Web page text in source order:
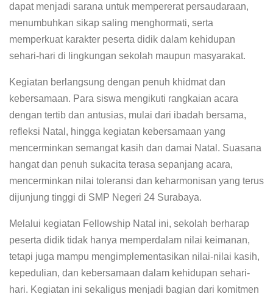
dapat menjadi sarana untuk mempererat persaudaraan,
menumbuhkan sikap saling menghormati, serta
memperkuat karakter peserta didik dalam kehidupan
sehari-hari di lingkungan sekolah maupun masyarakat.
Kegiatan berlangsung dengan penuh khidmat dan
kebersamaan. Para siswa mengikuti rangkaian acara
dengan tertib dan antusias, mulai dari ibadah bersama,
refleksi Natal, hingga kegiatan kebersamaan yang
mencerminkan semangat kasih dan damai Natal. Suasana
hangat dan penuh sukacita terasa sepanjang acara,
mencerminkan nilai toleransi dan keharmonisan yang terus
dijunjung tinggi di SMP Negeri 24 Surabaya.
Melalui kegiatan Fellowship Natal ini, sekolah berharap
peserta didik tidak hanya memperdalam nilai keimanan,
tetapi juga mampu mengimplementasikan nilai-nilai kasih,
kepedulian, dan kebersamaan dalam kehidupan sehari-
hari. Kegiatan ini sekaligus menjadi bagian dari komitmen